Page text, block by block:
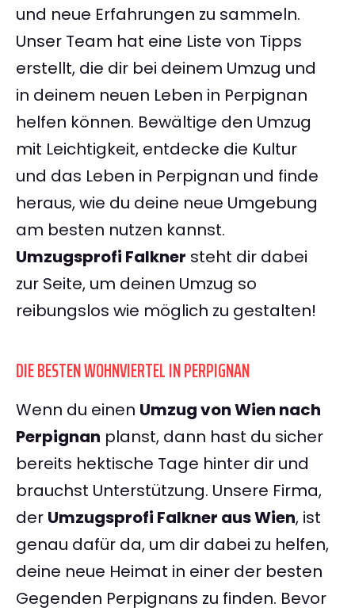
und neue Erfahrungen zu sammeln.
Unser Team hat eine Liste von Tipps
erstellt, die dir bei deinem Umzug und
in deinem neuen Leben in Perpignan
helfen können. Bewältige den Umzug
mit Leichtigkeit, entdecke die Kultur
und das Leben in Perpignan und finde
heraus, wie du deine neue Umgebung
am besten nutzen kannst.
Umzugsprofi Falkner steht dir dabei
zur Seite, um deinen Umzug so
reibungslos wie möglich zu gestalten!
DIE BESTEN WOHNVIERTEL IN PERPIGNAN
Wenn du einen Umzug von Wien nach
Perpignan planst, dann hast du sicher
bereits hektische Tage hinter dir und
brauchst Unterstützung. Unsere Firma,
der Umzugsprofi Falkner aus Wien, ist
genau dafür da, um dir dabei zu helfen,
deine neue Heimat in einer der besten
Gegenden Perpignans zu finden. Bevor